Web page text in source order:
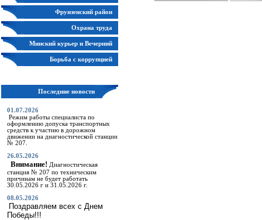
Фрунзенский район
Охрана труда
Минский курьер и Вечерний
Минск
Борьба с коррупцией
Последние новости
01.07.2026
Режим работы специалиста по
оформлению допуска транспортных
средств к участию в дорожном
движении на диагностической станции
№ 207.
26.05.2026
Внимание! Диагностическая
станция № 207 по техническим
причинам не будет работать
30.05.2026 г и 31.05.2026 г.
08.05.2026
Поздравляем всех с Днем
Победы!!!